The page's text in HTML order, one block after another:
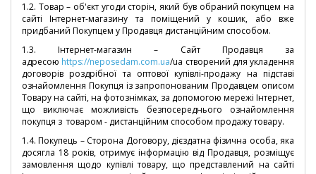
1.2. Товар – об'єкт угоди сторін, який був обраний покупцем на
сайті Інтернет-магазину та поміщений у кошик, або вже
придбаний Покупцем у Продавця дистанційним способом.
1.3. Інтернет-магазин – Сайт Продавця за
адресою https://neposedam.com.ua/ua створений для укладення
договорів роздрібної та оптової купівлі-продажу на підставі
ознайомлення Покупця із запропонованим Продавцем описом
Товару на сайті,на фотознімках, за допомогою мережі Інтернет,
що виключає можливість безпосереднього ознайомлення
покупця з товаром - дистанційним способом продажу товару.
1.4. Покупець – Сторона Договору, дієздатна фізична особа, яка
досягла 18 років, отримує інформацію від Продавця, розміщує
замовлення щодо купівлі товару, що представлений на сайті